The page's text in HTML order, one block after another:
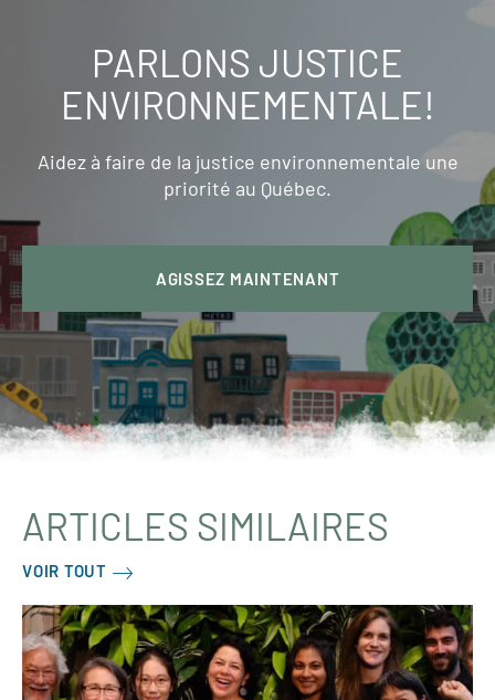
PARLONS JUSTICE
ENVIRONNEMENTALE!
Aidez à faire de la justice environnementale une
priorité au Québec.
AGISSEZ MAINTENANT
ARTICLES SIMILAIRES
VOIR TOUT